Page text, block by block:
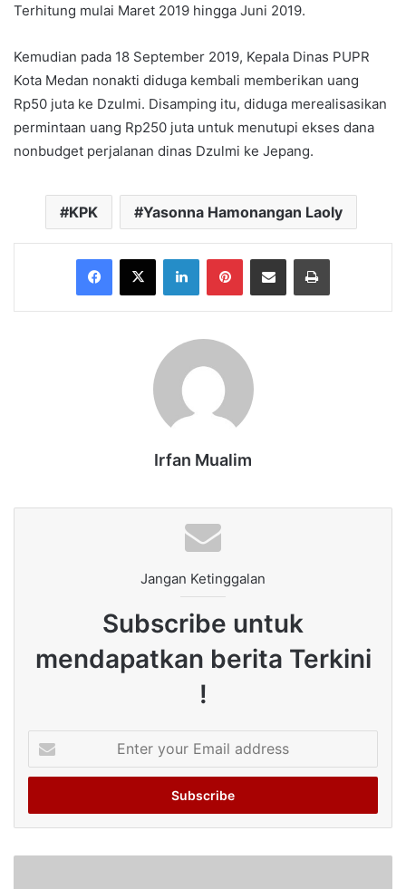
Terhitung mulai Maret 2019 hingga Juni 2019.
Kemudian pada 18 September 2019, Kepala Dinas PUPR
Kota Medan nonakti diduga kembali memberikan uang
Rp50 juta ke Dzulmi. Disamping itu, diduga merealisasikan
permintaan uang Rp250 juta untuk menutupi ekses dana
nonbudget perjalanan dinas Dzulmi ke Jepang.
KPK Yasonna Hamonangan Laoly
Facebook
X LinkedInPinterestShare via Email Print
Irfan Mualim
Jangan Ketinggalan
Subscribe untuk
mendapatkan berita Terkini
!
your
Email